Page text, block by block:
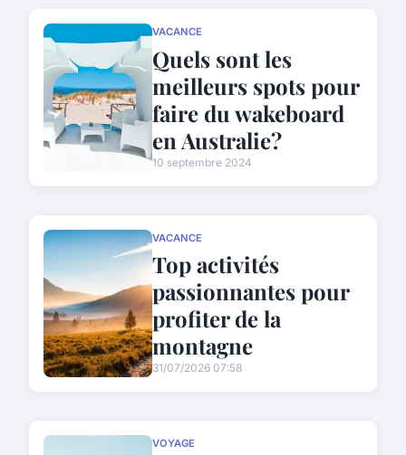
VACANCE
Quels sont les
meilleurs spots pour
faire du wakeboard
en Australie?
10 septembre 2024
VACANCE
Top activités
passionnantes pour
profiter de la
montagne
31/07/2026 07:58
VOYAGE